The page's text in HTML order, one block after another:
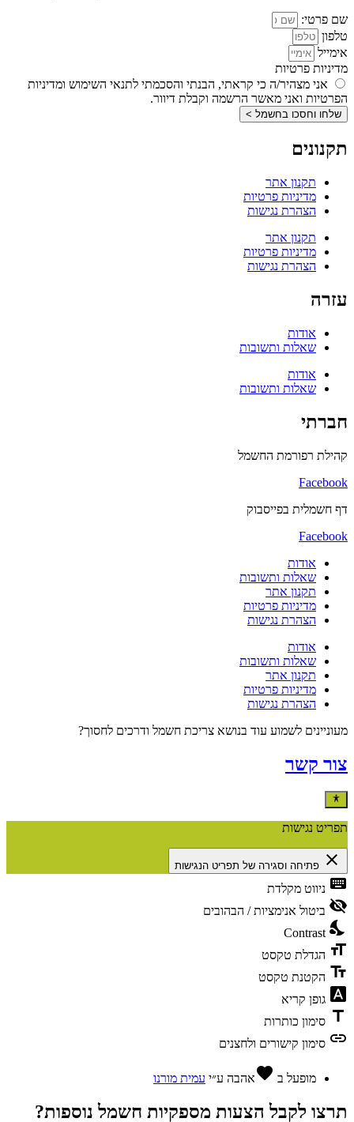
שם פרטי:
טלפון
אימייל
מדיניות פרטיות
אני מצהיר/ה כי קראתי, הבנתי והסכמתי לתנאי השימוש ומדיניות
הפרטיות ואני מאשר הרשמה וקבלת דיוור.
שלחו וחסכו בחשמל >
תקנונים
תקנון אתר
מדיניות פרטיות
הצהרת נגישות
תקנון אתר
מדיניות פרטיות
הצהרת נגישות
עזרה
אודות
שאלות ותשובות
אודות
שאלות ותשובות
חברתי
קהילת רפורמת החשמל
Facebook
דף חשמלית בפייסבוק
Facebook
אודות
שאלות ותשובות
תקנון אתר
מדיניות פרטיות
הצהרת נגישות
אודות
שאלות ותשובות
תקנון אתר
מדיניות פרטיות
הצהרת נגישות
מעוניינים לשמוע עוד בנושא צריכת חשמל ודרכים לחסוך?
צור קשר
תפריט נגישות
close פתיחה וסגירה של תפריט הנגישות
keyboard ניווט מקלדת
visibility_off ביטול אנימציות / הבהובים
nights_stay
Contrast
format_size הגדלת טקסט
text_fields הקטנת טקסט
font_download גופן קריא
title סימון כותרות
link סימון קישורים ולחצנים
מופעל ב favoriteאהבה ע״י עמית מורנו
תרצו לקבל הצעות מספקיות חשמל נוספות?